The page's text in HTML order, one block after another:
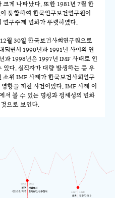
크게 나타났다. 또한 1981년 7월 한
통합하여 한국인구보건연구원이
연구주제 변화가 뚜렷하였다.
월 30일 한국보건사회연구원으로
되면서 1990년과 1991년 사이의 연
과 1998년은 1997년 IMF 사태로 인
있다. 실직자가 대량 발생하는 등 우
소위 IMF 사태가 한국보건사회연구
향을 끼친 사건이었다. IMF 사태 이
서 볼 수 있는 명칭과 정체성의 변화
으로 보인다.